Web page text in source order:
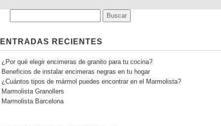
ENTRADAS RECIENTES
¿Por qué elegir encimeras de granito para tu cocina?
Beneficios de instalar encimeras negras en tu hogar
¿Cuántos tipos de mármol puedes encontrar en el Marmolista?
Marmolista Granollers
Marmolista Barcelona